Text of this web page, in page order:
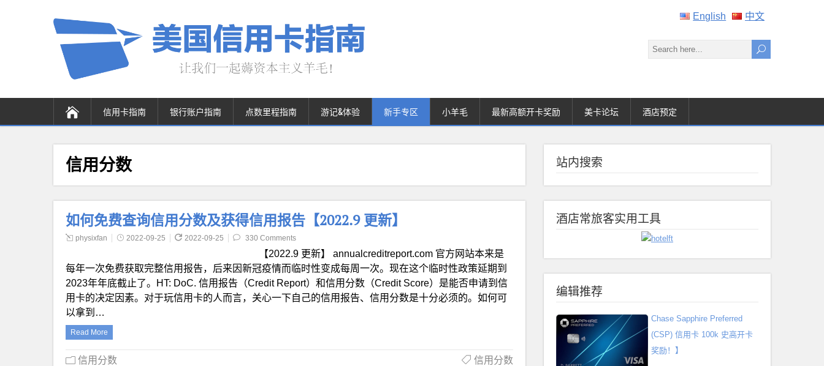
English 中文
信用卡指南 银行账户指南 点数里程指南 游记&体验 新手专区 小羊毛 最新高额开卡奖励 美卡论坛 酒店预定
信用分数
如何免费查询信用分数及获得信用报告【2022.9 更新】
physixfan 2022-09-25 2022-09-25 330 Comments
【2022.9 更新】 annualcreditreport.com 官方网站本来是
每年一次免费获取完整信用报告，后来因新冠疫情而临时性变成每周一次。现在这个临时性政策延期到
2023年年底截止了。HT: DoC. 信用报告（Credit Report）和信用分数（Credit Score）是能否申请到信
用卡的决定因素。对于玩信用卡的人而言，关心一下自己的信用报告、信用分数是十分必须的。如何可
以拿到…
Read More
信用分数 信用分数
站内搜索
酒店常旅客实用工具
编辑推荐
Chase Sapphire Preferred
(CSP) 信用卡 100k 史高开卡
奖励！】